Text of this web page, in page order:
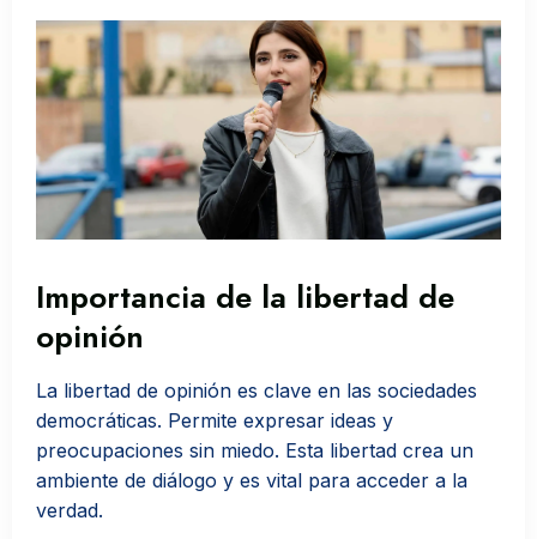
Importancia de la libertad de
opinión
La libertad de opinión es clave en las sociedades
democráticas. Permite expresar ideas y
preocupaciones sin miedo. Esta libertad crea un
ambiente de diálogo y es vital para acceder a la
verdad.